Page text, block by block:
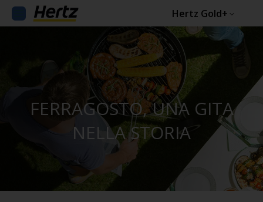
Hertz Gold+
FERRAGOSTO, UNA GITA
NELLA STORIA